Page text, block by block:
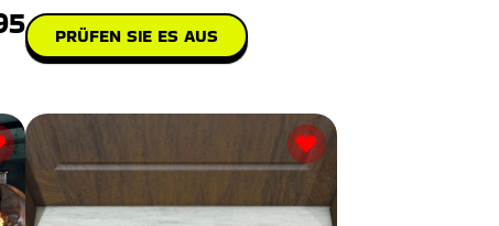
PRÜFEN SIE ES AUS